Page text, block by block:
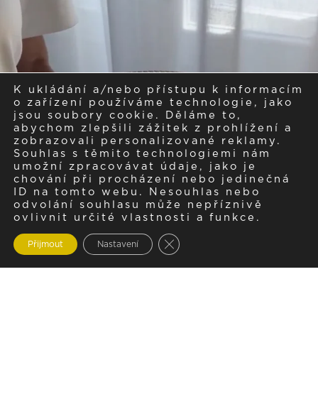
K ukládání a/nebo přístupu k informacím
o zařízení používáme technologie, jako
jsou soubory cookie. Děláme to,
abychom zlepšili zážitek z prohlížení a
zobrazovali personalizované reklamy.
Souhlas s těmito technologiemi nám
umožní zpracovávat údaje, jako je
chování při procházení nebo jedinečná
ID na tomto webu. Nesouhlas nebo
odvolání souhlasu může nepříznivě
ovlivnit určité vlastnosti a funkce.
Přijmout Nastavení Zavřít cookie lištu GDPR